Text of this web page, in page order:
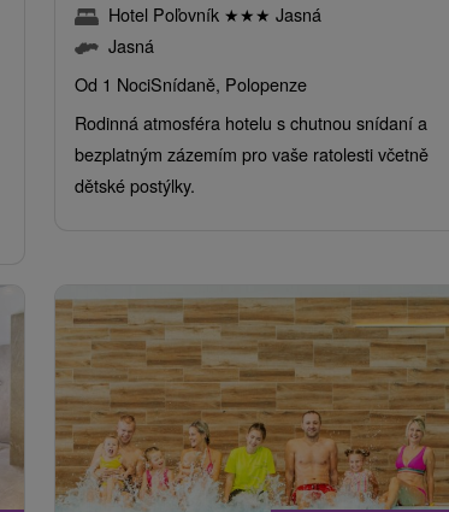
Hotel Poľovník ★★★ Jasná
Jasná
Od 1 NociSnídaně, Polopenze
Rodinná atmosféra hotelu s chutnou snídaní a
bezplatným zázemím pro vaše ratolesti včetně
dětské postýlky.